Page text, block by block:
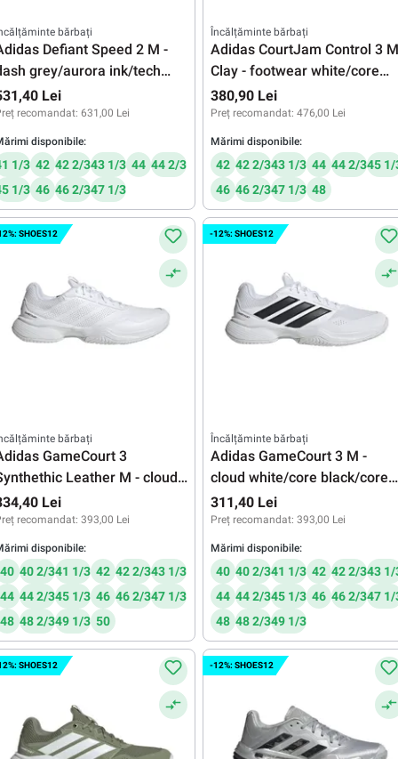
bărbați
Defiant Speed 2 M -
grey/aurora ink/tech
metallic
Lei
recomandat: 631,00 Lei
disponibile:
1/3 42 42 2/343 1/3 44 44 2/3
1/3 46 46 2/347 1/3
Încălțăminte bărbați
Adidas CourtJam Control 3 M
Clay - footwear white/core
black/grey two
380,90 Lei
Preț recomandat: 476,00 Lei
Mărimi disponibile:
42 42 2/343 1/3 44 44 2/345 1/
46 46 2/347 1/3 48
SHOES12
bărbați
GameCourt 3
Leather M - cloud
cloud white/core black
Lei
recomandat: 393,00 Lei
disponibile:
40 40 2/341 1/3 42 42 2/343 1/3
44 44 2/345 1/3 46 46 2/347 1/3
48 48 2/349 1/3 50
-12%: SHOES12
Încălțăminte bărbați
Adidas GameCourt 3 M -
cloud white/core black/core
black
311,40 Lei
Preț recomandat: 393,00 Lei
Mărimi disponibile:
40 40 2/341 1/3 42 42 2/343 1/
44 44 2/345 1/3 46 46 2/347 1/
48 48 2/349 1/3
SHOES12 -12%: SHOES12